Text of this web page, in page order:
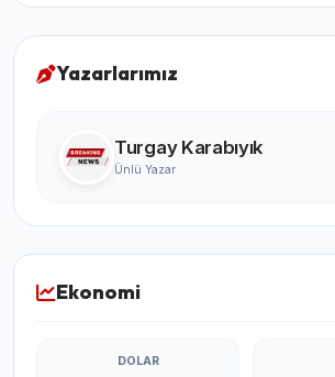
Yazarlarımız
Turgay Karabıyık
Ünlü Yazar
Ekonomi
DOLAR